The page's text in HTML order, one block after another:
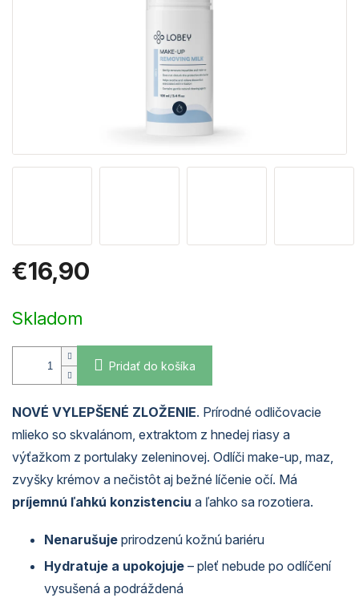
€16,90
cena:
Skladom
Pridať do košíka
NOVÉ VYLEPŠENÉ ZLOŽENIE. Prírodné odličovacie
mlieko so skvalánom, extraktom z hnedej riasy a
výťažkom z portulaky zeleninovej. Odlíči make-up, maz,
zvyšky krémov a nečistôt aj bežné líčenie očí. Má
príjemnú ľahkú konzistenciu a ľahko sa rozotiera.
Nenarušuje prirodzenú kožnú bariéru
Hydratuje a upokojuje – pleť nebude po odlíčení
vysušená a podráždená